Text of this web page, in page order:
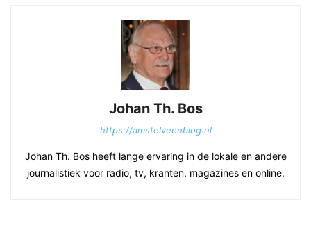
Johan Th. Bos
https://amstelveenblog.nl
Johan Th. Bos heeft lange ervaring in de lokale en andere
journalistiek voor radio, tv, kranten, magazines en online.